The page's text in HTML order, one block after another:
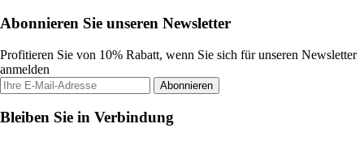
Abonnieren Sie unseren Newsletter
Profitieren Sie von 10% Rabatt, wenn Sie sich für unseren Newsletter
anmelden
Abonnieren
Bleiben Sie in Verbindung